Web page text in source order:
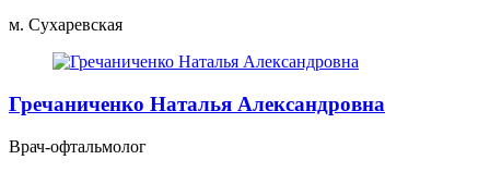
м. Сухаревская
Гречаниченко Наталья Александровна
Врач-офтальмолог